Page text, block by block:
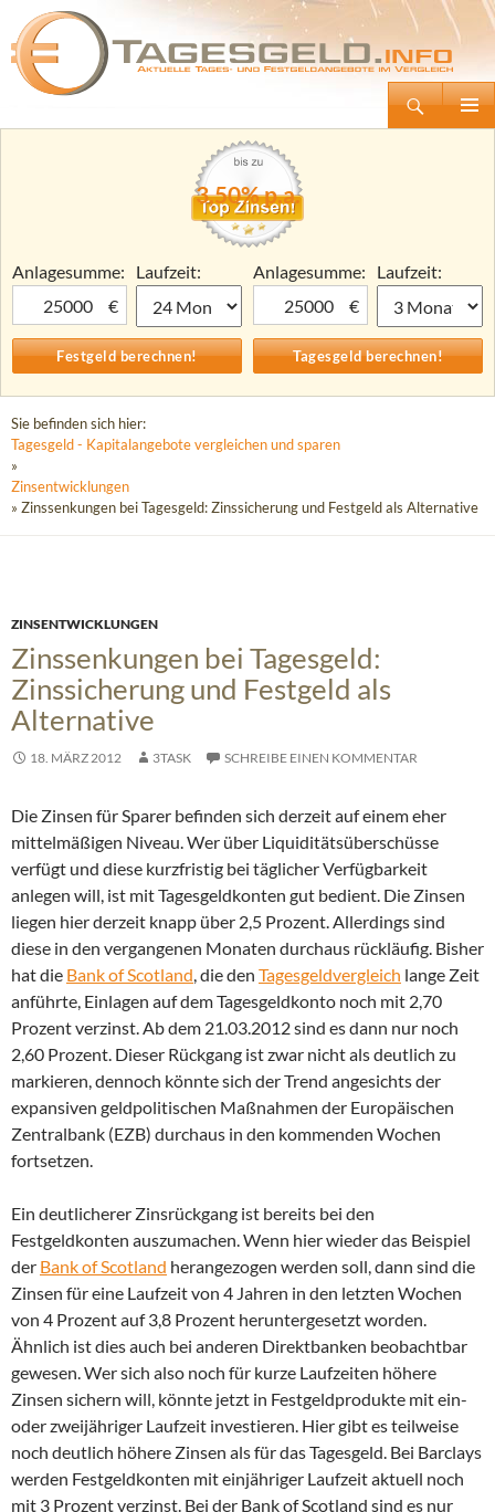
Tagesgeld.info – Tagesgeldkonten vergleichen und Tagesgeld-Zinsen berechnen
Zum
3,50% p.a.
Anlagesumme:
€
Laufzeit:
Anlagesumme:
€
Laufzeit:
Sie befinden sich hier:
Tagesgeld - Kapitalangebote vergleichen und sparen
»
Zinsentwicklungen
» Zinssenkungen bei Tagesgeld: Zinssicherung und Festgeld als Alternative
ZINSENTWICKLUNGEN
Zinssenkungen bei Tagesgeld:
Zinssicherung und Festgeld als
Alternative
18. MÄRZ 2012 3TASK SCHREIBE EINEN KOMMENTAR
Die Zinsen für Sparer befinden sich derzeit auf einem eher
mittelmäßigen Niveau. Wer über Liquiditätsüberschüsse
verfügt und diese kurzfristig bei täglicher Verfügbarkeit
anlegen will, ist mit Tagesgeldkonten gut bedient. Die Zinsen
liegen hier derzeit knapp über 2,5 Prozent. Allerdings sind
diese in den vergangenen Monaten durchaus rückläufig. Bisher
hat die Bank of Scotland, die den Tagesgeldvergleich lange Zeit
anführte, Einlagen auf dem Tagesgeldkonto noch mit 2,70
Prozent verzinst. Ab dem 21.03.2012 sind es dann nur noch
2,60 Prozent. Dieser Rückgang ist zwar nicht als deutlich zu
markieren, dennoch könnte sich der Trend angesichts der
expansiven geldpolitischen Maßnahmen der Europäischen
Zentralbank (EZB) durchaus in den kommenden Wochen
fortsetzen.
Ein deutlicherer Zinsrückgang ist bereits bei den
Festgeldkonten auszumachen. Wenn hier wieder das Beispiel
der Bank of Scotland herangezogen werden soll, dann sind die
Zinsen für eine Laufzeit von 4 Jahren in den letzten Wochen
von 4 Prozent auf 3,8 Prozent heruntergesetzt worden.
Ähnlich ist dies auch bei anderen Direktbanken beobachtbar
gewesen. Wer sich also noch für kurze Laufzeiten höhere
Zinsen sichern will, könnte jetzt in Festgeldprodukte mit ein-
oder zweijähriger Laufzeit investieren. Hier gibt es teilweise
noch deutlich höhere Zinsen als für das Tagesgeld. Bei Barclays
werden Festgeldkonten mit einjähriger Laufzeit aktuell noch
mit 3 Prozent verzinst. Bei der Bank of Scotland sind es nur